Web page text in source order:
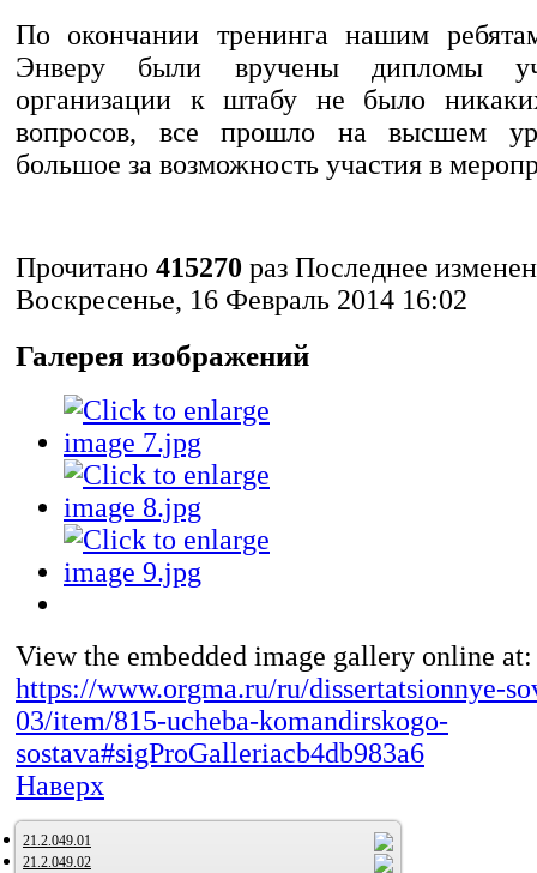
По окончании тренинга нашим
Энверу были вручены дипломы
организации к штабу не было
вопросов, все прошло на высшем
большое за возможность участия в
Прочитано 415270 раз Последнее
Воскресенье, 16 Февраль 2014 16:02
Галерея изображений
View the embedded image gallery online at:
https://www.orgma.ru/ru/dissertatsionnye-
03/item/815-ucheba-komandirskogo-
sostava#sigProGalleriacb4db983a6
Наверх
21.2.049.01
21.2.049.02